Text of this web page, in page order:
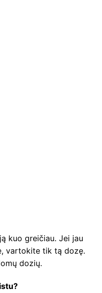
kuo greičiau. Jei jau
vartokite tik tą dozę.
dozių.